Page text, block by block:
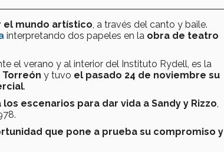
el mundo artístico , a través del canto y baile.
interpretando dos papeles en la obra de teatro
el verano y al interior del Instituto Rydell, es la
y tuvo el pasado 24 de noviembre su
.
escenarios para dar vida a Sandy y Rizzo
que pone a prueba su compromiso y